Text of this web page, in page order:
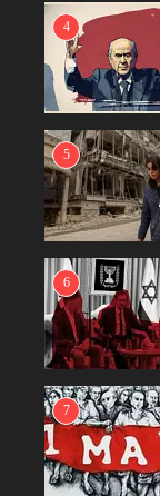
4
5
6
7